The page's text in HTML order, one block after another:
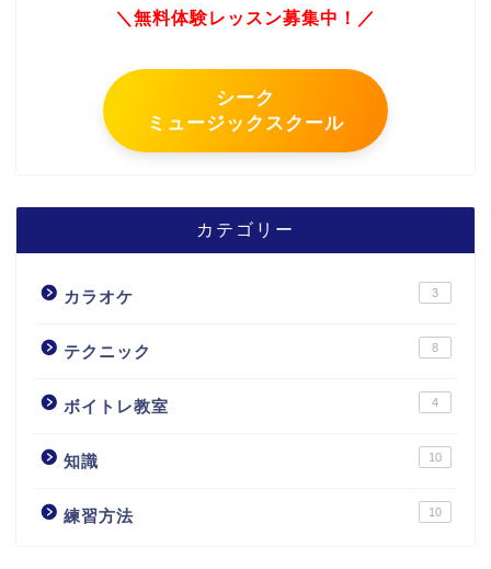
＼無料体験レッスン募集中！／
シーク
ミュージックスクール
カテゴリー
カラオケ 3
テクニック 8
ボイトレ教室 4
知識 10
練習方法 10